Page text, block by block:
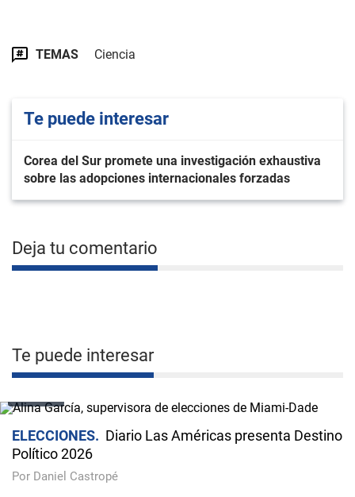
TEMAS Ciencia
Te puede interesar
Corea del Sur promete una investigación exhaustiva
sobre las adopciones internacionales forzadas
Deja tu comentario
Te puede interesar
ELECCIONES
Diario Las Américas presenta Destino
Político 2026
Por Daniel Castropé